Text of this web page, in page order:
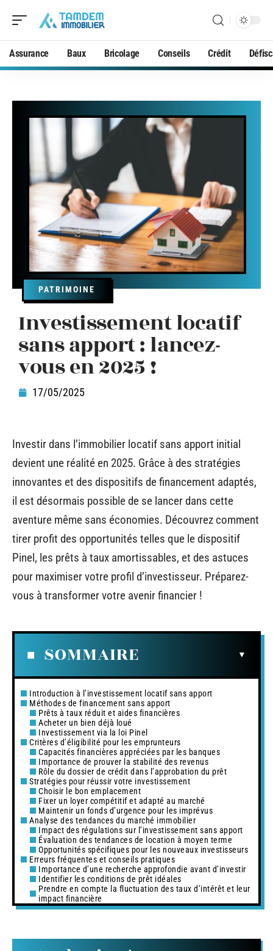
Assurance Baux Bricolage Conseils Crédit
PATRIMOINE
Investissement locatif
sans apport : lancez-
vous en 2025 !
17/05/2025
Investir dans l’immobilier locatif sans apport initial
devient une réalité en 2025. Grâce à des stratégies
innovantes et des dispositifs de financement adaptés,
il est désormais possible de se lancer dans cette
aventure même sans économies. Découvrez comment
tirer profit des opportunités telles que le dispositif
Pinel, les prêts à taux amortissables, et des astuces
pour maximiser votre profil d’investisseur. Préparez-
vous à transformer votre avenir financier !
SOMMAIRE
Introduction à l’investissement locatif sans apport
Méthodes de financement sans apport
Prêts à taux réduit et aides financières
Acheter un bien déjà loué
Investissement via la loi Pinel
Critères d’éligibilité pour les emprunteurs
Capacités financières appréciées par les banques
Importance de prouver la stabilité des revenus
Rôle du dossier de crédit dans l’approbation du prêt
Stratégies pour réussir votre investissement
Choisir le bon emplacement
Fixer un loyer compétitif et adapté au marché
Maintenir un fonds d’urgence pour les imprévus
Analyse des tendances du marché immobilier
Impact des régulations sur l’investissement sans apport
Évaluation des tendances de location à moyen terme
Opportunités spécifiques pour les nouveaux investisseurs
Erreurs fréquentes et conseils pratiques
Importance d’une recherche approfondie avant d’investir
Identifier les conditions de prêt idéales
Prendre en compte la fluctuation des taux d’intérêt et leur
impact financière